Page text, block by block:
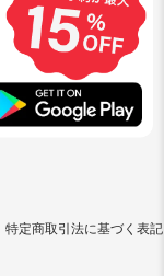
特定商取引法に基づく表記